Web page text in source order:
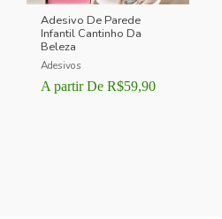
Adesivo De Parede
Infantil Cantinho Da
Beleza
Adesivos
A partir De R$59,90